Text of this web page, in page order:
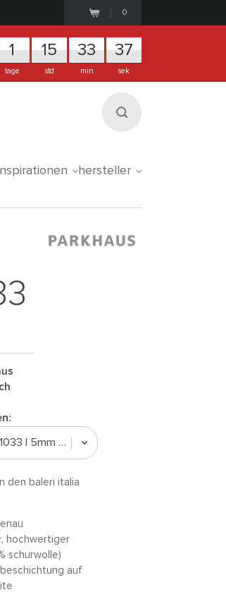
0
1
tage
15
std
33
min
37
sek
hersteller
sitzkissen sfc-1033 | 5mm wollfilz
den baleri italia
hochwertiger
schurwolle)
auf